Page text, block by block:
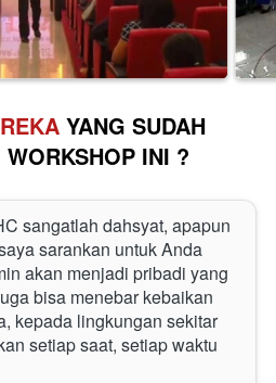
YANG SUDAH
INI ?
sangatlah dahsyat, apapun
sarankan untuk Anda
akan menjadi pribadi yang
bisa menebar kebaikan
kepada lingkungan sekitar
setiap saat, setiap waktu